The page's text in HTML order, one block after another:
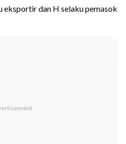
eksportir dan H selaku pemasok